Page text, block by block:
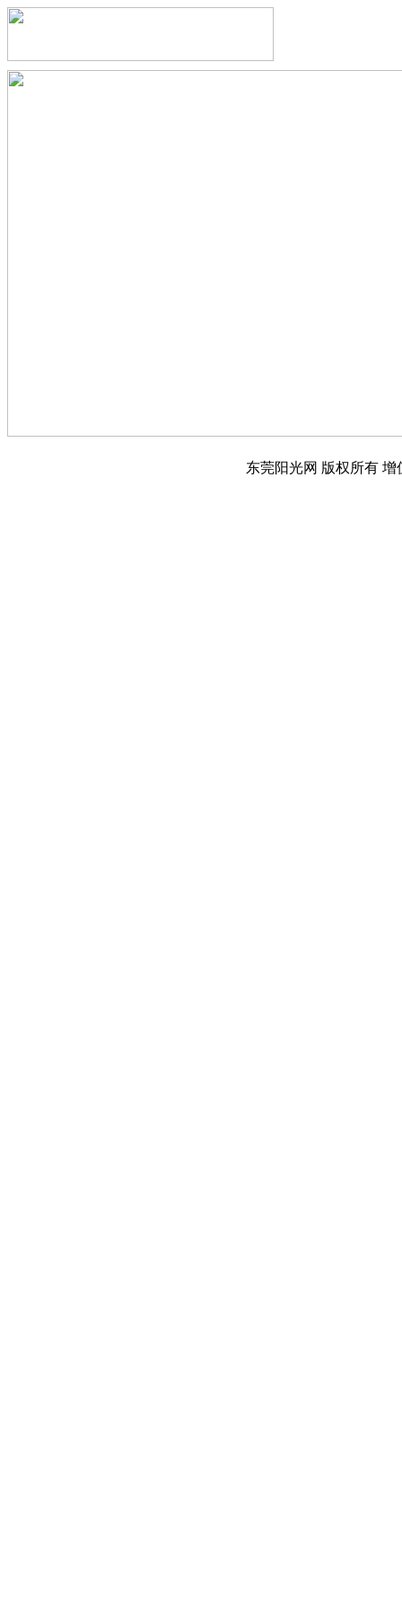
东莞阳光网 版权所有 增